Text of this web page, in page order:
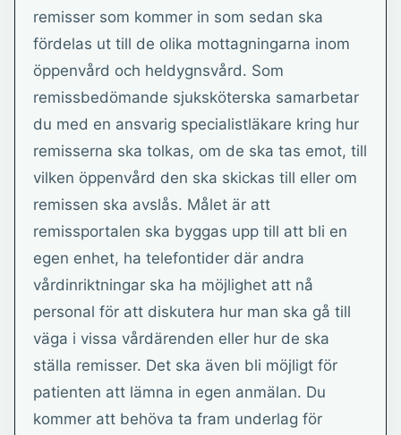
remisser som kommer in som sedan ska
fördelas ut till de olika mottagningarna inom
öppenvård och heldygnsvård. Som
remissbedömande sjuksköterska samarbetar
du med en ansvarig specialistläkare kring hur
remisserna ska tolkas, om de ska tas emot, till
vilken öppenvård den ska skickas till eller om
remissen ska avslås. Målet är att
remissportalen ska byggas upp till att bli en
egen enhet, ha telefontider där andra
vårdinriktningar ska ha möjlighet att nå
personal för att diskutera hur man ska gå till
väga i vissa vårdärenden eller hur de ska
ställa remisser. Det ska även bli möjligt för
patienten att lämna in egen anmälan. Du
kommer att behöva ta fram underlag för